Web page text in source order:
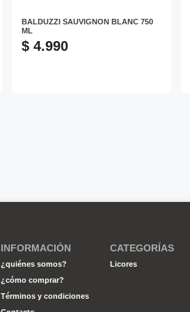
BALDUZZI SAUVIGNON BLANC 750
ML
$ 4.990
INFORMACIÓN
¿quiénes somos?
¿cómo comprar?
Términos y condiciones
CATEGORÍAS
Licores